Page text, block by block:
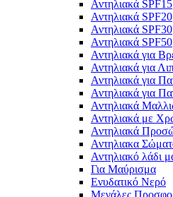
Αντηλιακά SPF15
Αντηλιακά SPF20
Αντηλιακά SPF30
Αντηλιακά SPF50
Αντηλιακά για
Αντηλιακά για
Αντηλιακά για
Αντηλιακά για
Αντηλιακά
Αντηλιακά με
Αντηλιακά
Αντηλιακα
Αντηλιακό λάδι
Για Μαύρισμα
Ενυδατικό Νερό